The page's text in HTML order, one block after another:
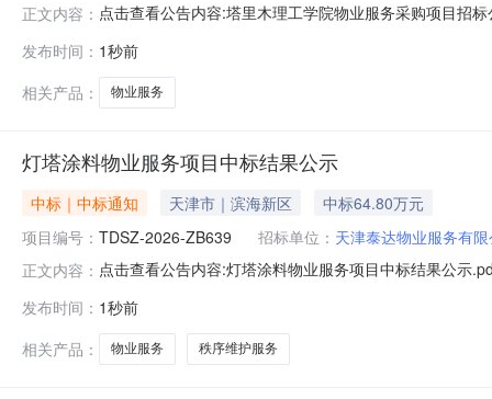
正文内容： 点击查看公告内容:塔里木理工学院物业服务采购项目招
发布时间： 1秒前
相关产品：
物业服务
灯塔涂料物业服务项目中标结果公示
中标｜中标通知 天津市｜滨海新区
中标64.80万元
项目编号： TDSZ-2026-ZB639 招标单位： 天津泰达物业服务有
正文内容： 点击查看公告内容:灯塔涂料物业服务项目中标结果公示
发布时间： 1秒前
相关产品：
物业服务 秩序维护服务